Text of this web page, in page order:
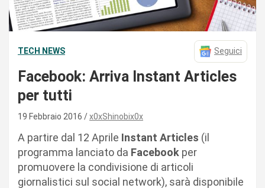
TECH NEWS Seguici
Facebook: Arriva Instant Articles
per tutti
19 Febbraio 2016 x0xShinobix0x
A partire dal 12 Aprile Instant Articles (il
programma lanciato da Facebook per
promuovere la condivisione di articoli
giornalistici sul social network), sarà disponibile